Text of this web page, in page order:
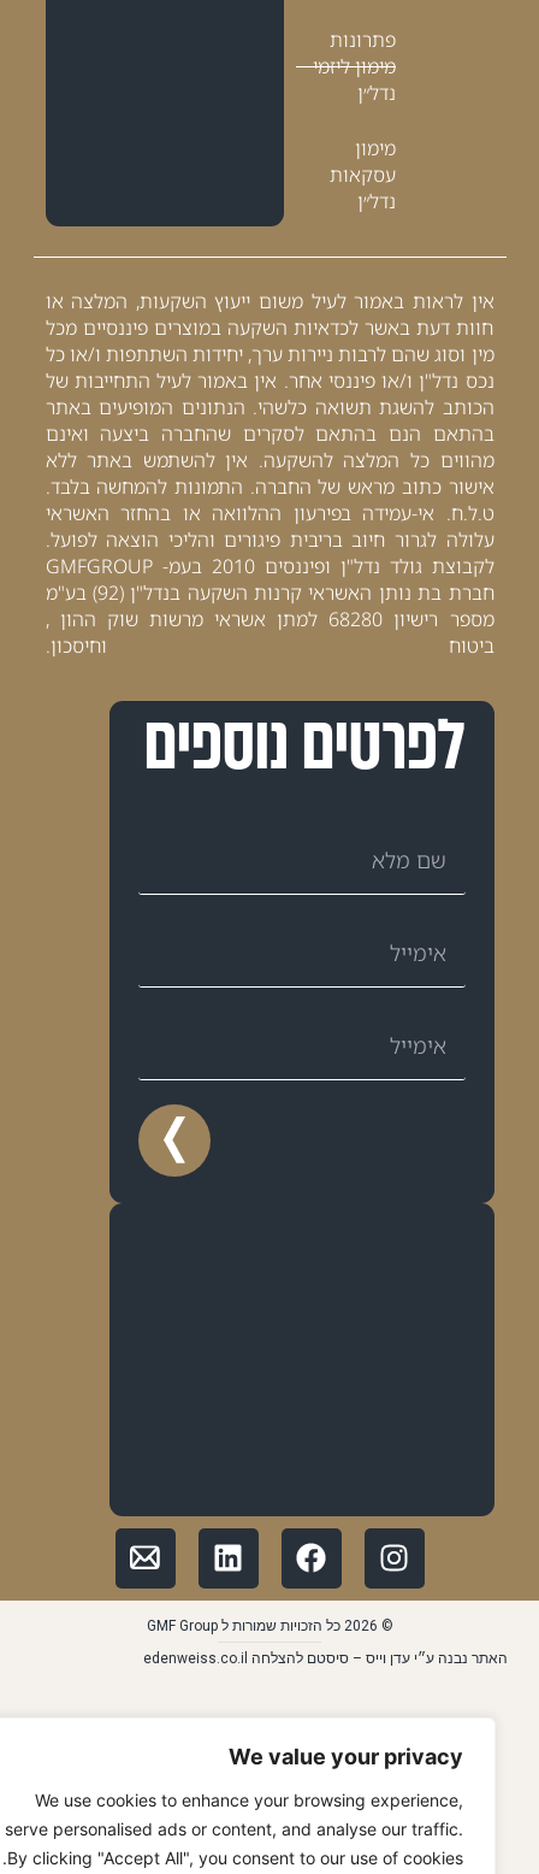
We value your privacy
We use cookies to enhance your browsing experience,
serve personalised ads or content, and analyse our traffic.
By clicking "Accept All", you consent to our use of cookies.
פתרונות
מימון ליזמי
נדל״ן
מימון
עסקאות
נדל״ן
אין לראות באמור לעיל משום ייעוץ השקעות, המלצה או
חוות דעת באשר לכדאיות השקעה במוצרים פיננסיים מכל
מין וסוג שהם לרבות ניירות ערך, יחידות השתתפות ו/או כל
נכס נדל"ן ו/או פיננסי אחר. אין באמור לעיל התחייבות של
הכותב להשגת תשואה כלשהי. הנתונים המופיעים באתר
בהתאם הנם בהתאם לסקרים שהחברה ביצעה ואינם
מהווים כל המלצה להשקעה. אין להשתמש באתר ללא
אישור כתוב מראש של החברה. התמונות להמחשה בלבד.
ט.ל.ח. אי-עמידה בפירעון ההלוואה או בהחזר האשראי
עלולה לגרור חיוב בריבית פיגורים והליכי הוצאה לפועל.
לקבוצת גולד נדל"ן ופיננסים 2010 בעמ- GMFGROUP
חברת בת נותן האשראי קרנות השקעה בנדל"ן (92) בע"מ
מספר רישיון 68280 למתן אשראי מרשות שוק ההון ,
ביטוח וחיסכון.
לפרטים נוספים
האתר נבנה ע״י עדן וייס – סיסטם להצלחה edenweiss.co.il